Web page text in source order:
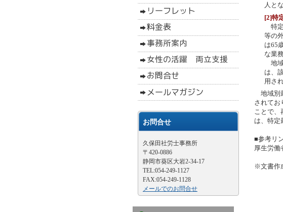
人と
[2]特
特定
等の
は65
な業
地域
は、
用さ
地域別
されてお
ことで、
は、特定
■参考リ
厚生労働
※文書作
お問合せ
久保田社労士事務所
〒420-0886
静岡市葵区大岩2-34-17
TEL:054-249-1127
FAX:054-249-1128
メールでのお問合せ